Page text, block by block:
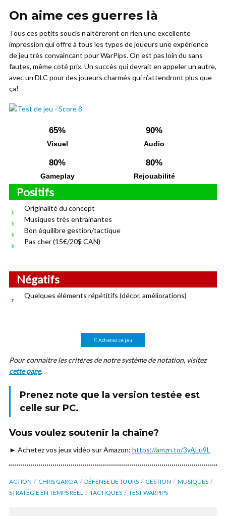
On aime ces guerres là
Tous ces petits soucis n’altèreront en rien une excellente
impression qui offre à tous les types de joueurs une expérience
de jeu très convaincant pour WarPips. On est pas loin du sans
fautes, même coté prix. Un succès qui devrait en appeler un autre,
avec un DLC pour des joueurs charmés qui n’attendront plus que
ça!
65%
Visuel
90%
Audio
80%
Gameplay
80%
Rejouabilité
Positifs
Originalité du concept
Musiques très entrainantes
Bon équilibre gestion/tactique
Pas cher (15€/20$ CAN)
Négatifs
Quelques éléments répétitifs (décor, améliorations)
Achetez ce jeu
Pour connaitre les critères de notre système de notation, visitez
cette page.
Prenez note que la version testée est
celle sur PC.
Vous voulez soutenir la chaîne?
► Achetez vos jeux vidéo sur Amazon: https://amzn.to/3yALu9L
ACTION CHRIS GARCIA DÉFENSE DE TOURS GESTION
MUSIQUES
STRATÉGIE EN TEMPS RÉEL
TACTIQUES TEST WARPIPS